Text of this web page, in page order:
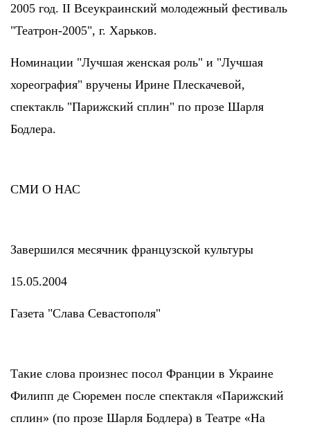
2005 год. II Всеукраинский молодежный фестиваль
"Театрон-2005", г. Харьков.
Номинации "Лучшая женская роль" и "Лучшая
хореография" вручены Ирине Плескачевой,
спектакль "Парижский сплин" по прозе Шарля
Бодлера.
СМИ О НАС
Завершился месячник французской культуры
15.05.2004
Газета "Слава Севастополя"
Такие слова произнес посол Франции в Украине
Филипп де Сюремен после спектакля «Парижский
сплин» (по прозе Шарля Бодлера) в Театре «На